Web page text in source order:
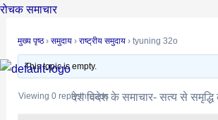
Skip
content
रोचक समाचार
देश विदेश के समाचार- सत्य से
मुख्य पृष्ठ › समुदाय › राष्ट्रीय समुदाय › tyuning 32o
This topic is empty.
Viewing 0 reply threads
Post